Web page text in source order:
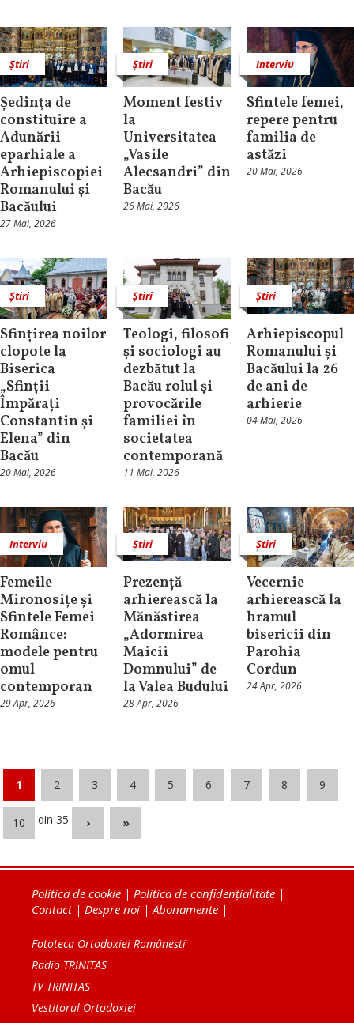
Știri
Ședinţa de
constituire a
Adunării
eparhiale a
Arhiepiscopiei
Romanului și
Bacăului
27 Mai, 2026
Știri
Moment festiv
la
Universitatea
„Vasile
Alecsandri” din
Bacău
26 Mai, 2026
Interviu
Sfintele femei,
repere pentru
familia de
astăzi
20 Mai, 2026
Știri
Sfințirea noilor
clopote la
Biserica
„Sfinții
Împărați
Constantin și
Elena” din
Bacău
20 Mai, 2026
Știri
Teologi, filosofi
și sociologi au
dezbătut la
Bacău rolul și
provocările
familiei în
societatea
contemporană
11 Mai, 2026
Știri
Arhiepiscopul
Romanului și
Bacăului la 26
de ani de
arhierie
04 Mai, 2026
Interviu
Femeile
Mironosițe și
Sfintele Femei
Românce:
modele pentru
omul
contemporan
29 Apr, 2026
Știri
Prezență
arhierească la
Mănăstirea
„Adormirea
Maicii
Domnului” de
la Valea Budului
28 Apr, 2026
Știri
Vecernie
arhierească la
hramul
bisericii din
Parohia
Cordun
24 Apr, 2026
1 2 3 4 5 6 7 8 9
10 din 35 › »
Politica de cookie | Politica de confidențialitate |
Contact| Despre noi |Abonamente |
Fototeca Ortodoxiei Românești
Radio TRINITAS
TV TRINITAS
Vestitorul Ortodoxiei